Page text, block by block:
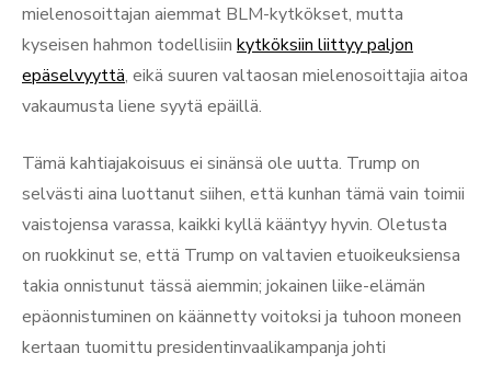
mielenosoittajan aiemmat BLM-kytkökset, mutta
kyseisen hahmon todellisiin kytköksiin liittyy paljon
epäselvyyttä, eikä suuren valtaosan mielenosoittajia aitoa
vakaumusta liene syytä epäillä.
Tämä kahtiajakoisuus ei sinänsä ole uutta. Trump on
selvästi aina luottanut siihen, että kunhan tämä vain toimii
vaistojensa varassa, kaikki kyllä kääntyy hyvin. Oletusta
on ruokkinut se, että Trump on valtavien etuoikeuksiensa
takia onnistunut tässä aiemmin; jokainen liike-elämän
epäonnistuminen on käännetty voitoksi ja tuhoon moneen
kertaan tuomittu presidentinvaalikampanja johti